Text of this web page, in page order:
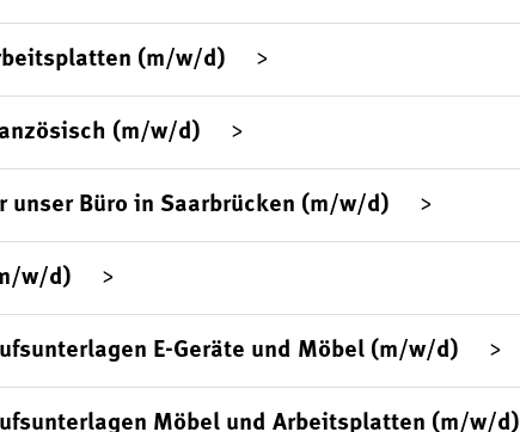
(m/w/d)
(m/w/d)
unser Büro in Saarbrücken (m/w/d)
w/d)
E-Geräte und Möbel (m/w/d)
Möbel und Arbeitsplatten (m/w/d)